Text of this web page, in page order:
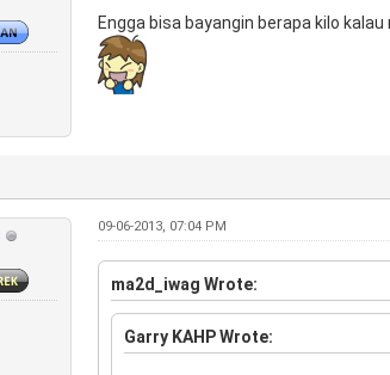
Engga bisa bayangin berapa kilo
09-06-2013, 07:04 PM
ma2d_iwag Wrote:
Garry KAHP Wrote: